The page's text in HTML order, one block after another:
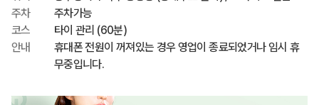
주차
주차가능
코스
타이 관리 (60분)
안내
휴대폰 전원이 꺼져있는 경우 영업이 종료되었거나 임시 휴
무중입니다.